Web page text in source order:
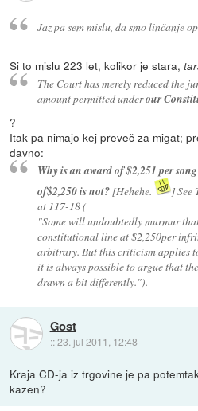
Jaz pa sem mislu, da smo linčanje
Si to mislu 223 let, kolikor je stara,
The Court has merely reduced the
amount permitted underour
?
Itak pa nimajo kej preveč za migat;
davno:
Why is an award of $2,251 per
of$2,250 is not?[Hehehe.
] See
at 117-18 (
"Some will undoubtedly murmur
constitutional line at $2,250per
arbitrary. But this criticism applies
it is always possible to argue that
drawn a bit differently.").
Gost
::23. jul 2011, 12:48
Kraja CD-ja iz trgovine je pa
kazen?